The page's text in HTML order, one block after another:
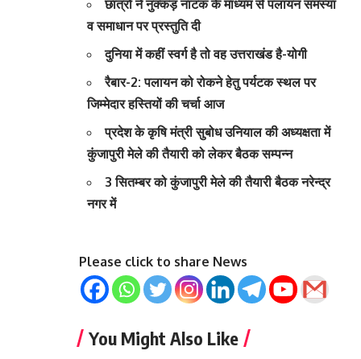
छात्रों ने नुक्कड़ नाटक के माध्यम से पलायन समस्या
व समाधान पर प्रस्तुति दी
दुनिया में कहीं स्वर्ग है तो वह उत्तराखंड है-योगी
रैबार-2: पलायन को रोकने हेतु पर्यटक स्थल पर
जिम्मेदार हस्तियों की चर्चा आज
प्रदेश के कृषि मंत्री सुबोध उनियाल की अध्यक्षता में
कुंजापुरी मेले की तैयारी को लेकर बैठक सम्पन्न
3 सितम्बर को कुंजापुरी मेले की तैयारी बैठक नरेन्द्र
नगर में
Please click to share News
You Might Also Like